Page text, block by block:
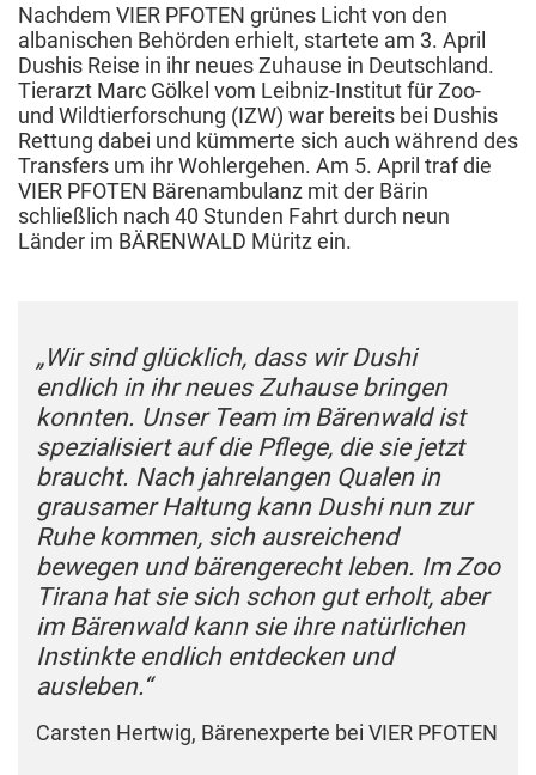
Nachdem VIER PFOTEN grünes Licht von den
albanischen Behörden erhielt, startete am 3. April
Dushis Reise in ihr neues Zuhause in Deutschland.
Tierarzt Marc Gölkel vom Leibniz-Institut für Zoo-
und Wildtierforschung (IZW) war bereits bei Dushis
Rettung dabei und kümmerte sich auch während des
Transfers um ihr Wohlergehen. Am 5. April traf die
VIER PFOTEN Bärenambulanz mit der Bärin
schließlich nach 40 Stunden Fahrt durch neun
Länder im BÄRENWALD Müritz ein.
„Wir sind glücklich, dass wir Dushi
endlich in ihr neues Zuhause bringen
konnten. Unser Team im Bärenwald ist
spezialisiert auf die Pflege, die sie jetzt
braucht. Nach jahrelangen Qualen in
grausamer Haltung kann Dushi nun zur
Ruhe kommen, sich ausreichend
bewegen und bärengerecht leben. Im Zoo
Tirana hat sie sich schon gut erholt, aber
im Bärenwald kann sie ihre natürlichen
Instinkte endlich entdecken und
ausleben.“
Carsten Hertwig, Bärenexperte bei VIER PFOTEN